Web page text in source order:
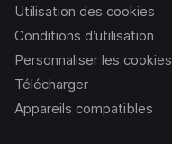
Utilisation des cookies
Conditions d’utilisation
Personnaliser les cookies
Télécharger
Appareils compatibles